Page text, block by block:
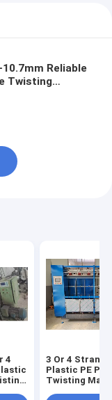
10.7mm Reliable
Twisting
4
3 Or 4 Strands
Plastic PE PP
Twisting